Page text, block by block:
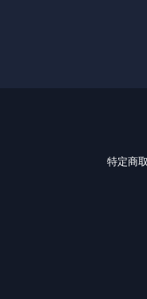
特定商